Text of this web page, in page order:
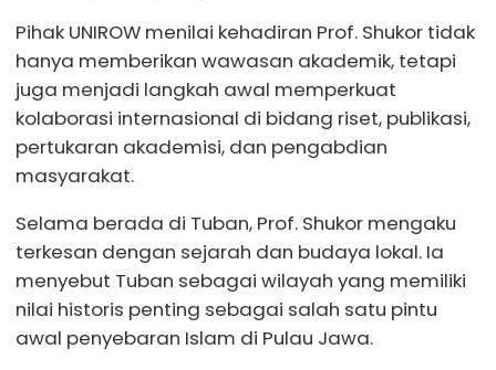
Pihak UNIROW menilai kehadiran Prof. Shukor tidak
hanya memberikan wawasan akademik, tetapi
juga menjadi langkah awal memperkuat
kolaborasi internasional di bidang riset, publikasi,
pertukaran akademisi, dan pengabdian
masyarakat.
Selama berada di Tuban, Prof. Shukor mengaku
terkesan dengan sejarah dan budaya lokal. Ia
menyebut Tuban sebagai wilayah yang memiliki
nilai historis penting sebagai salah satu pintu
awal penyebaran Islam di Pulau Jawa.